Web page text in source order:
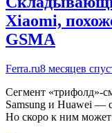
Xiaomi,
GSMA
Ferra.ru8 месяцев
Сегмент «трифолд»-
Samsung и Huawei —
Но скоро к ним